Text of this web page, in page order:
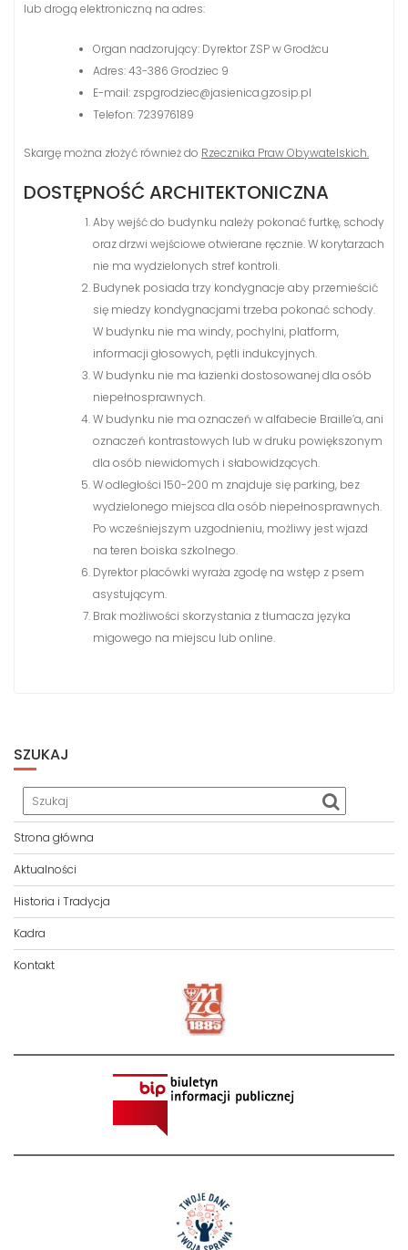
lub drogą elektroniczną na adres:
Organ nadzorujący: Dyrektor ZSP w Grodźcu
Adres: 43-386 Grodziec 9
E-mail: zspgrodziec@jasienica.gzosip.pl
Telefon: 723976189
Skargę można złożyć również do Rzecznika Praw Obywatelskich.
DOSTĘPNOŚĆ ARCHITEKTONICZNA
Aby wejść do budynku należy pokonać furtkę, schody
oraz drzwi wejściowe otwierane ręcznie. W korytarzach
nie ma wydzielonych stref kontroli.
Budynek posiada trzy kondygnacje aby przemieścić
się miedzy kondygnacjami trzeba pokonać schody.
W budynku nie ma windy, pochylni, platform,
informacji głosowych, pętli indukcyjnych.
W budynku nie ma łazienki dostosowanej dla osób
niepełnosprawnych.
W budynku nie ma oznaczeń w alfabecie Braille’a, ani
oznaczeń kontrastowych lub w druku powiększonym
dla osób niewidomych i słabowidzących.
W odległości 150-200 m znajduje się parking, bez
wydzielonego miejsca dla osób niepełnosprawnych.
Po wcześniejszym uzgodnieniu, możliwy jest wjazd
na teren boiska szkolnego.
Dyrektor placówki wyraża zgodę na wstęp z psem
asystującym.
Brak możliwości skorzystania z tłumacza języka
migowego na miejscu lub online.
SZUKAJ
Strona główna
Aktualności
Historia i Tradycja
Kadra
Kontakt